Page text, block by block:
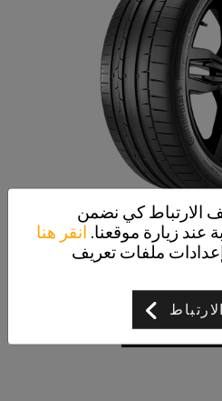
مدهشة
الارتباط كي نضمن
زيارة موقعنا. انقر هنا
إعدادات ملفات تعريف